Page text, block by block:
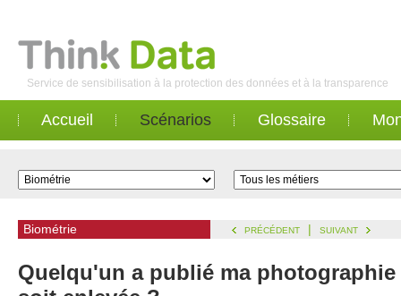
Service de sensibilisation à la protection des données et à la transparence
Accueil Scénarios Glossaire
Biométrie PRÉCÉDENT | SUIVANT
Quelqu'un a publié ma